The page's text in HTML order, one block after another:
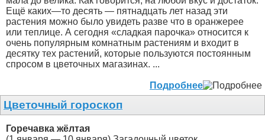
Ещё каких—то десять — пятнадцать лет назад эти
растения можно было увидеть разве что в оранжерее
или теплице. А сегодня «сладкая парочка» относится к
очень популярным комнатным растениям и входит в
десятку тех растений, которые пользуются постоянным
спросом в цветочных магазинах. ...
Подробнее
Цветочный гороскоп
Горечавка жёлтая